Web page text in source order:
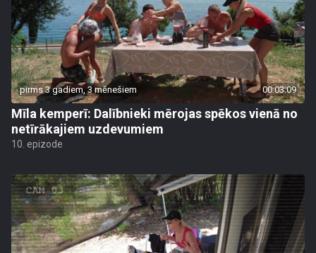
pirms 3 gadiem, 3 mēnešiem 00:03:09
Mīla kemperī: Dalībnieki mērojas spēkos vienā no
netīrākajiem uzdevumiem
10. epizode